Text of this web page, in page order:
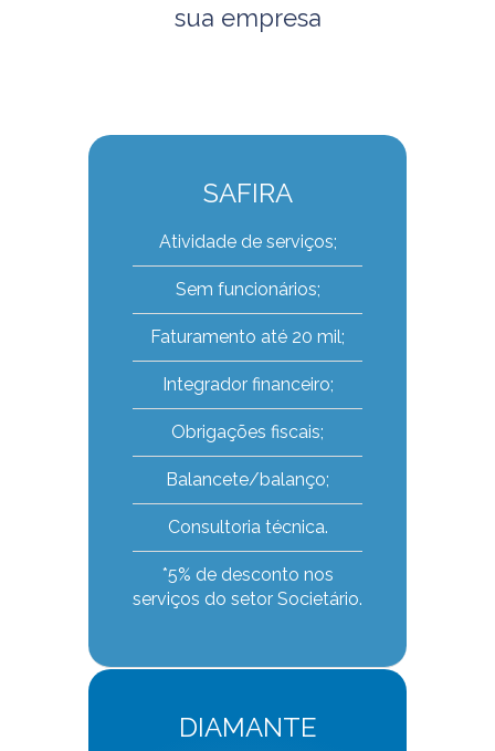
sua empresa
SAFIRA
Atividade de serviços;
Sem funcionários;
Faturamento até 20 mil;
Integrador financeiro;
Obrigações fiscais;
Balancete/balanço;
Consultoria técnica.
*5% de desconto nos
serviços do setor Societário.
DIAMANTE